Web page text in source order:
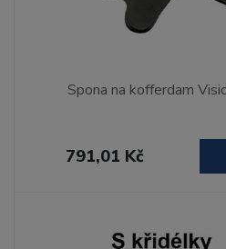
Spona na kofferdam
791,01 Kč